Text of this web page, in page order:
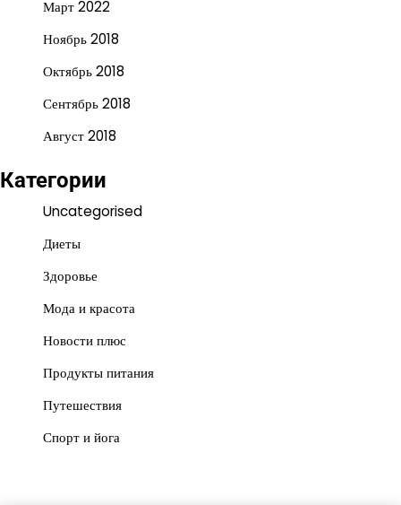
Март 2022
Ноябрь 2018
Октябрь 2018
Сентябрь 2018
Август 2018
Категории
Uncategorised
Диеты
Здоровье
Мода и красота
Новости плюс
Продукты питания
Путешествия
Спорт и йога